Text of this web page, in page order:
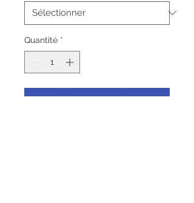
Quantité *
Ajouter au panier